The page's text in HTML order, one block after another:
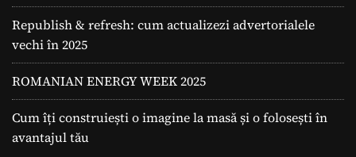
Republish & refresh: cum actualizezi advertorialele
vechi în 2025
ROMANIAN ENERGY WEEK 2025
Cum îți construiești o imagine la masă și o folosești în
avantajul tău